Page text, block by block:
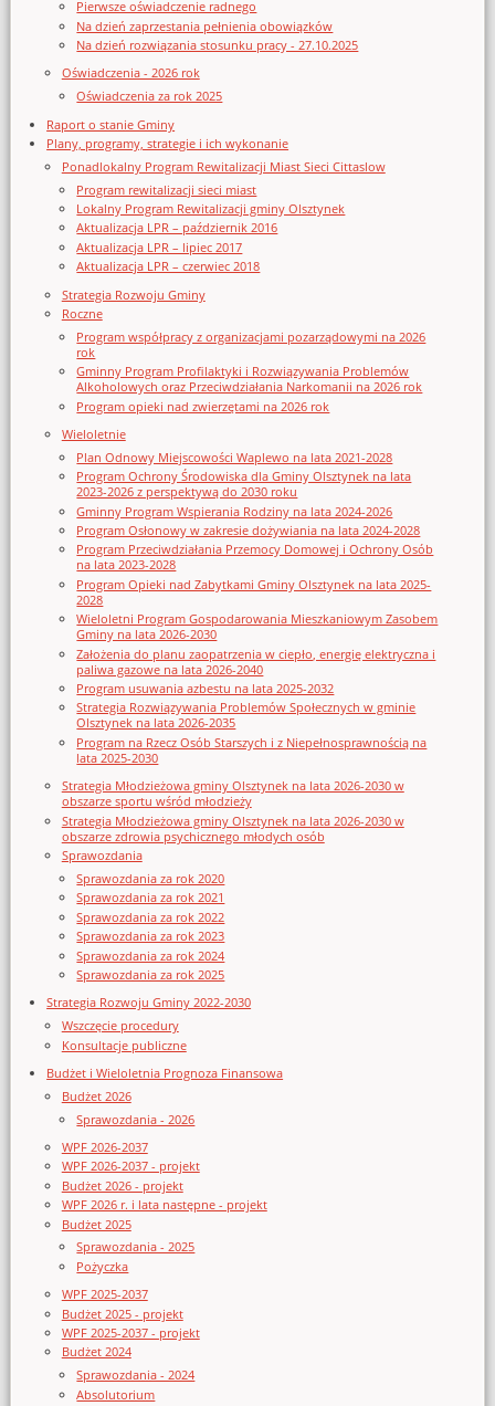
Pierwsze oświadczenie radnego
Na dzień zaprzestania pełnienia obowiązków
Na dzień rozwiązania stosunku pracy - 27.10.2025
Oświadczenia - 2026 rok
Oświadczenia za rok 2025
Raport o stanie Gminy
Plany, programy, strategie i ich wykonanie
Ponadlokalny Program Rewitalizacji Miast Sieci Cittaslow
Program rewitalizacji sieci miast
Lokalny Program Rewitalizacji gminy Olsztynek
Aktualizacja LPR – październik 2016
Aktualizacja LPR – lipiec 2017
Aktualizacja LPR – czerwiec 2018
Strategia Rozwoju Gminy
Roczne
Program współpracy z organizacjami pozarządowymi na 2026
rok
Gminny Program Profilaktyki i Rozwiązywania Problemów
Alkoholowych oraz Przeciwdziałania Narkomanii na 2026 rok
Program opieki nad zwierzętami na 2026 rok
Wieloletnie
Plan Odnowy Miejscowości Waplewo na lata 2021-2028
Program Ochrony Środowiska dla Gminy Olsztynek na lata
2023-2026 z perspektywą do 2030 roku
Gminny Program Wspierania Rodziny na lata 2024-2026
Program Osłonowy w zakresie dożywiania na lata 2024-2028
Program Przeciwdziałania Przemocy Domowej i Ochrony Osób
na lata 2023-2028
Program Opieki nad Zabytkami Gminy Olsztynek na lata 2025-
2028
Wieloletni Program Gospodarowania Mieszkaniowym Zasobem
Gminy na lata 2026-2030
Założenia do planu zaopatrzenia w ciepło, energię elektryczna i
paliwa gazowe na lata 2026-2040
Program usuwania azbestu na lata 2025-2032
Strategia Rozwiązywania Problemów Społecznych w gminie
Olsztynek na lata 2026-2035
Program na Rzecz Osób Starszych i z Niepełnosprawnością na
lata 2025-2030
Strategia Młodzieżowa gminy Olsztynek na lata 2026-2030 w
obszarze sportu wśród młodzieży
Strategia Młodzieżowa gminy Olsztynek na lata 2026-2030 w
obszarze zdrowia psychicznego młodych osób
Sprawozdania
Sprawozdania za rok 2020
Sprawozdania za rok 2021
Sprawozdania za rok 2022
Sprawozdania za rok 2023
Sprawozdania za rok 2024
Sprawozdania za rok 2025
Strategia Rozwoju Gminy 2022-2030
Wszczęcie procedury
Konsultacje publiczne
Budżet i Wieloletnia Prognoza Finansowa
Budżet 2026
Sprawozdania - 2026
WPF 2026-2037
WPF 2026-2037 - projekt
Budżet 2026 - projekt
WPF 2026 r. i lata następne - projekt
Budżet 2025
Sprawozdania - 2025
Pożyczka
WPF 2025-2037
Budżet 2025 - projekt
WPF 2025-2037 - projekt
Budżet 2024
Sprawozdania - 2024
Absolutorium